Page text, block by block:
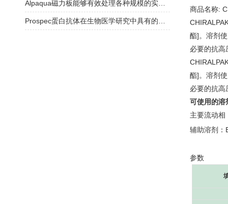
商品名称:
酯]。溶剂
必要的抗高
酯]。溶剂
必要的抗高
可使用的溶
主要流动相
辅助溶剂：
参数